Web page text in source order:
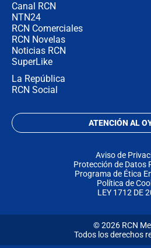
Canal RCN
NTN24
RCN Comerciales
RCN Novelas
Noticias RCN
SuperLike
La República
RCN Social
ATENCIÓN AL
Aviso de
Protección de Datos
Programa de Ética
Política de
LEY 1712 DE
© 2026 RCN
Todos los derechos